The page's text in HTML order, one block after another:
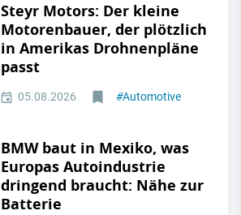
Steyr Motors: Der kleine
Motorenbauer, der plötzlich
in Amerikas Drohnenpläne
passt
05.08.2026 #Automotive
BMW baut in Mexiko, was
Europas Autoindustrie
dringend braucht: Nähe zur
Batterie